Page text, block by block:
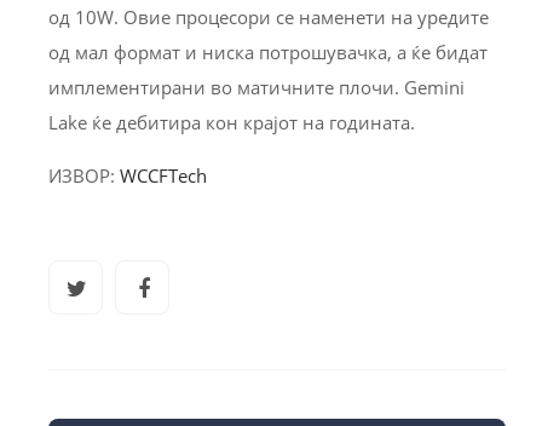
од 10W. Овие процесори се наменети на уредите
од мал формат и ниска потрошувачка, а ќе бидат
имплементирани во матичните плочи. Gemini
Lake ќе дебитира кон крајот на годината.
ИЗВОР: WCCFTech